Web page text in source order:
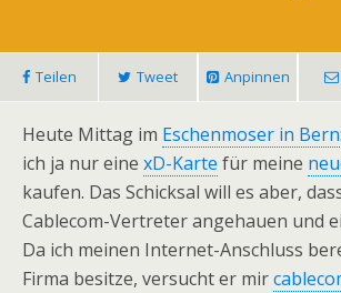
Teilen Tweet Anpinnen
Heute Mittag im Eschenmoser in Bern
ich ja nur eine xD-Karte für meine
kaufen. Das Schicksal will es aber,
Cablecom-Vertreter angehauen und
Da ich meinen Internet-Anschluss
Firma besitze, versucht er mir